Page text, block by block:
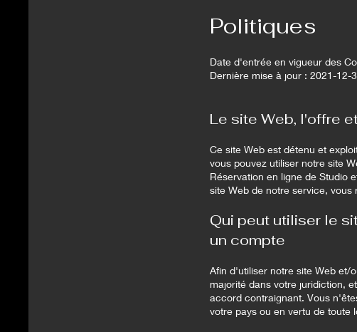
Politiques
Date d'entrée en vigueur des
Dernière mise à jour : 2021-12-
Le site Web, l'offre
Ce site Web est détenu et
vous pouvez utiliser notre site
Réservation en ligne de Studio
site Web de notre service,
Qui peut utiliser le
un compte
Afin d'utiliser notre site Web et/
majorité dans votre juridiction,
accord contraignant. Vous
votre pays ou en vertu de toute